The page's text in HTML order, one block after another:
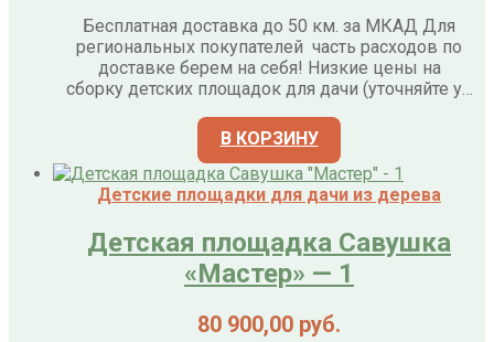
Бесплатная доставка до 50 км. за МКАД Для
региональных покупателей часть расходов по
доставке берем на себя! Низкие цены на
сборку детских площадок для дачи (уточняйте у…
В КОРЗИНУ
Детские площадки для дачи из дерева
Детская площадка Савушка
«Мастер» — 1
80 900,00 руб.